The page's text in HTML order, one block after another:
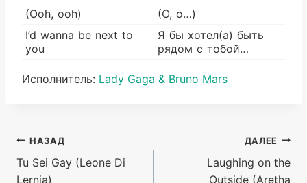
(Ooh, ooh)
(О, о…)
I’d wanna be next to
you
Я бы хотел(а) быть
рядом с тобой…
Метки
Исполнитель: Lady Gaga & Bruno Mars
Навигация
по
НАЗАД
Tu Sei Gay (Leone Di
Lernia)
ДАЛЕЕ
Laughing on the
Outside (Aretha